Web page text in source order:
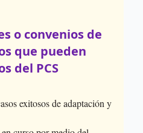
o convenios de
que pueden
del PCS
exitosos de adaptación y